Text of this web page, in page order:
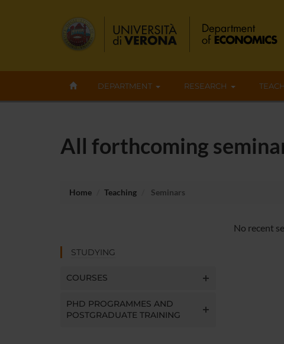
DEPARTMENT RESEARCH
All forthcoming
Home Teaching Seminars
STUDYING
COURSES
PHD PROGRAMMES AND
POSTGRADUATE TRAINING
No recent